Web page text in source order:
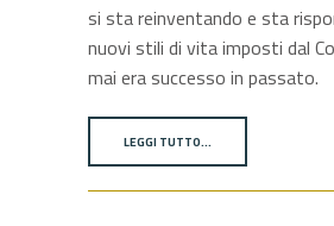
si sta reinventando e sta
nuovi stili di vita imposti dal
mai era successo in passato.
LEGGI TUTTO…